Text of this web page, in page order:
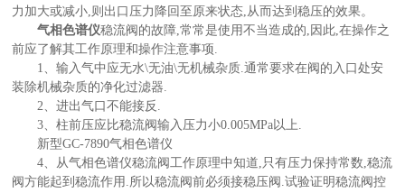
力加大或减小,则出口压力降回至原来状态,从而达到稳压的效果。
气相色谱仪稳流阀的故障,常常是使用不当造成的,因此,在操作之
前应了解其工作原理和操作注意事项.
1、输入气中应无水\无油\无机械杂质.通常要求在阀的入口处安
装除机械杂质的净化过滤器.
2、进出气口不能接反.
3、柱前压应比稳流阀输入压力小0.005MPa以上.
新型GC-7890气相色谱仪
4、从气相色谱仪稳流阀工作原理中知道,只有压力保持常数,稳流
阀方能起到稳流作用.所以稳流阀前必须接稳压阀.试验证明稳流阀控